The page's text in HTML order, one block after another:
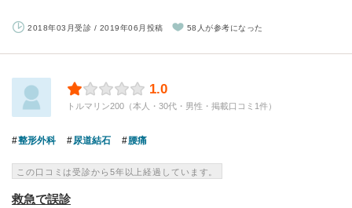
2018年03月受診 / 2019年06月投稿 58人が参考になった
1.0
トルマリン200（本人・30代・男性・掲載口コミ1件）
整形外科 尿道結石 腰痛
この口コミは受診から5年以上経過しています。
救急で誤診